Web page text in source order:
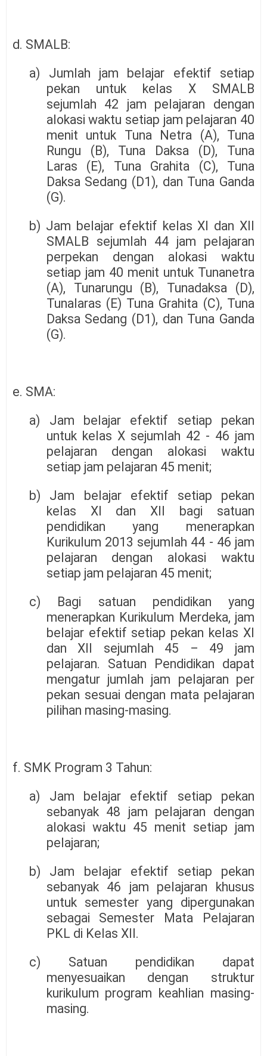
d. SMALB:
a) Jumlah jam belajar efektif setiap
pekan untuk kelas X SMALB
sejumlah 42 jam pelajaran dengan
alokasi waktu setiap jam pelajaran 40
menit untuk Tuna Netra (A), Tuna
Rungu (B), Tuna Daksa (D), Tuna
Laras (E), Tuna Grahita (C), Tuna
Daksa Sedang (D1), dan Tuna Ganda
(G).
b) Jam belajar efektif kelas XI dan XII
SMALB sejumlah 44 jam pelajaran
perpekan dengan alokasi waktu
setiap jam 40 menit untuk Tunanetra
(A), Tunarungu (B), Tunadaksa (D),
Tunalaras (E) Tuna Grahita (C), Tuna
Daksa Sedang (D1), dan Tuna Ganda
(G).
e. SMA:
a) Jam belajar efektif setiap pekan
untuk kelas X sejumlah 42 - 46 jam
pelajaran dengan alokasi waktu
setiap jam pelajaran 45 menit;
b) Jam belajar efektif setiap pekan
kelas XI dan XII bagi satuan
pendidikan yang menerapkan
Kurikulum 2013 sejumlah 44 - 46 jam
pelajaran dengan alokasi waktu
setiap jam pelajaran 45 menit;
c) Bagi satuan pendidikan yang
menerapkan Kurikulum Merdeka, jam
belajar efektif setiap pekan kelas XI
dan XII sejumlah 45 – 49 jam
pelajaran. Satuan Pendidikan dapat
mengatur jumlah jam pelajaran per
pekan sesuai dengan mata pelajaran
pilihan masing-masing.
f. SMK Program 3 Tahun:
a) Jam belajar efektif setiap pekan
sebanyak 48 jam pelajaran dengan
alokasi waktu 45 menit setiap jam
pelajaran;
b) Jam belajar efektif setiap pekan
sebanyak 46 jam pelajaran khusus
untuk semester yang dipergunakan
sebagai Semester Mata Pelajaran
PKL di Kelas XII.
c) Satuan pendidikan dapat
menyesuaikan dengan struktur
kurikulum program keahlian masing-
masing.